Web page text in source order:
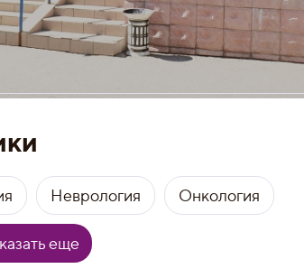
Неврология Онкология
еще